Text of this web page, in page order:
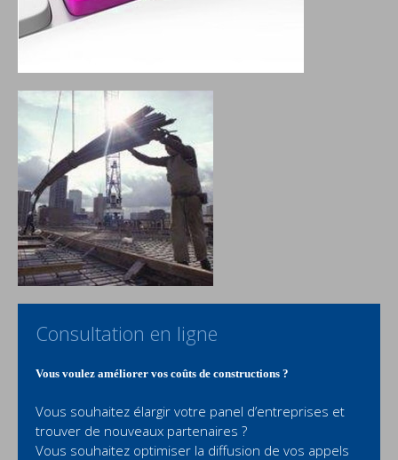
Consultation en ligne
Vous voulez améliorer vos coûts de constructions ?
Vous souhaitez élargir votre panel d’entreprises et
trouver de nouveaux partenaires ?
Vous souhaitez optimiser la diffusion de vos appels